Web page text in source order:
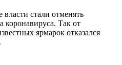
стали отменять
коронавируса. Так от
ярмарок отказался